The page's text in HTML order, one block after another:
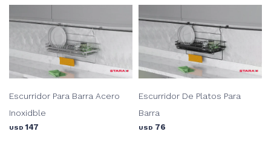
Escurridor Para Barra Acero
Inoxidble
USD 147
Escurridor De Platos Para
Barra
USD 76